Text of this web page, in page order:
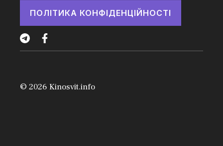
ПОЛІТИКА КОНФІДЕНЦІЙНОСТІ
© 2026 Kinosvit.info